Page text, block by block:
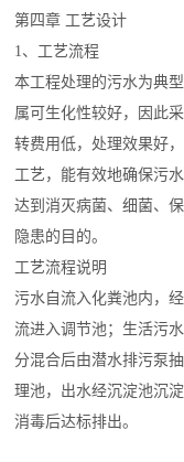
第四章 工艺设计
1、工艺流程
本工程处理的污水为典
属可生化性较好，因此
转费用低，处理效果好
工艺，能有效地确保污
达到消灭病菌、细菌、
隐患的目的。
工艺流程说明
污水自流入化粪池内，
流进入调节池；生活污
分混合后由潜水排污泵
理池，出水经沉淀池沉
消毒后达标排出。